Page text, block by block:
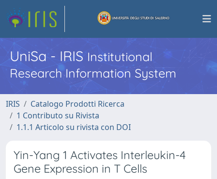
UniSa - IRISInstitutional
Research Information System
IRIS
Catalogo Prodotti Ricerca
1 Contributo su Rivista
1.1.1 Articolo su rivista con DOI
Yin-Yang 1 Activates Interleukin-4
Gene Expression in T Cells